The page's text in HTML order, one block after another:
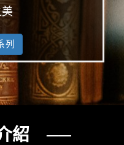
列
紹 ──